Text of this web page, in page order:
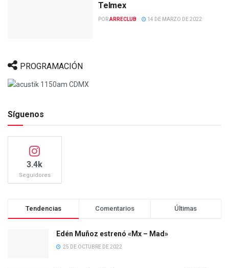
Telmex
PORARRECLUB 14 DE MARZO DE 2022
PROGRAMACIÓN
Síguenos
3.4k
Seguidores
Tendencias Comentarios Últimas
Edén Muñoz estrenó «Mx – Mad»
25 DE OCTUBRE DE 2022